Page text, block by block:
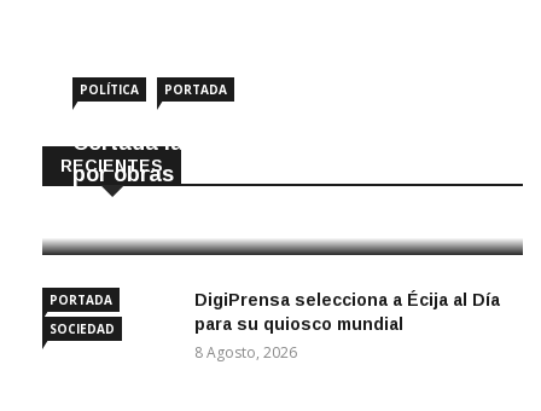
RECIENTES
POLÍTICA PORTADA
Cortada la SE-9105 hacia La Montiela
por obras hasta final de año
PORTADA
SOCIEDAD
DigiPrensa selecciona a Écija al Día
para su quiosco mundial
8 Agosto, 2026